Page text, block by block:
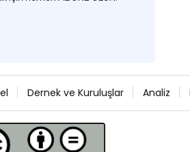
Dernek ve Kuruluşlar Analiz